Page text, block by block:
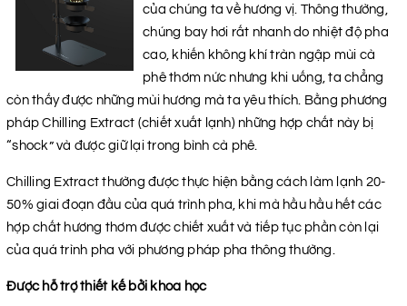
của chúng ta về hương vị. Thông thường,
chúng bay hơi rất nhanh do nhiệt độ pha
cao, khiến không khí tràn ngập mùi cà
phê thơm nức nhưng khi uống, ta chẳng
còn thấy được những mùi hương mà ta yêu thích. Bằng phương
pháp Chilling Extract (chiết xuất lạnh) những hợp chất này bị
“shock” và được giữ lại trong bình cà phê.
Chilling Extract thường được thực hiện bằng cách làm lạnh 20-
50% giai đoạn đầu của quá trình pha, khi mà hầu hầu hết các
hợp chất hương thơm được chiết xuất và tiếp tục phần còn lại
của quá trình pha với phương pháp pha thông thường.
Được hỗ trợ thiết kế bởi khoa học